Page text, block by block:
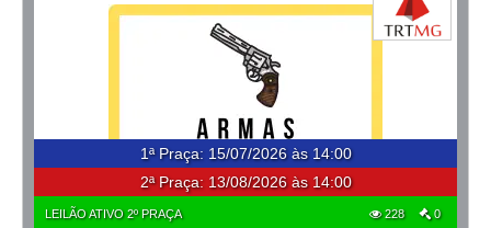
1ª Praça: 15/07/2026 às 14:00
2ª Praça: 13/08/2026 às 14:00
LEILÃO ATIVO 2º PRAÇA 228 0